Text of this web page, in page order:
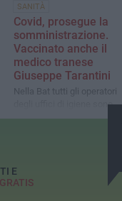
SANITÀ
Covid, prosegue la
somministrazione.
Vaccinato anche il
medico tranese
Giuseppe Tarantini
Nella Bat tutti gli operatori
degli uffici di igiene sono
stati vaccinati ad Andria
E
GRATIS